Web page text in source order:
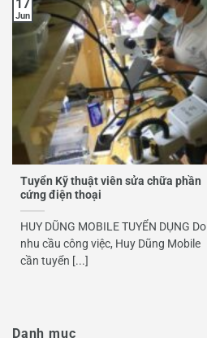
Tuyển Kỹ thuật viên sửa chữa phần
cứng điện thoại
HUY DŨNG MOBILE TUYỂN DỤNG Do
nhu cầu công việc, Huy Dũng Mobile
cần tuyển [...]
17
Jun
Danh mục